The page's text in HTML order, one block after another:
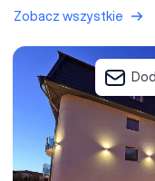
Zobacz wszystkie
Hotel Amber Gdańsk